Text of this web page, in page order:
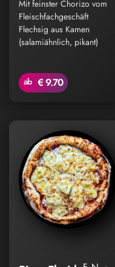
Mit feinster Chorizo vom
Fleischfachgeschäft
Flechsig aus Kamen
(salamiähnlich, pikant)
ab € 9.70